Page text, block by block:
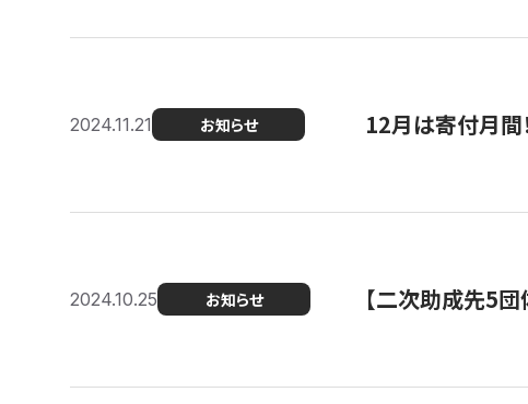
2024.11.21 お知らせ 12月は寄付月間
2024.10.25 お知らせ 【二次助成先5